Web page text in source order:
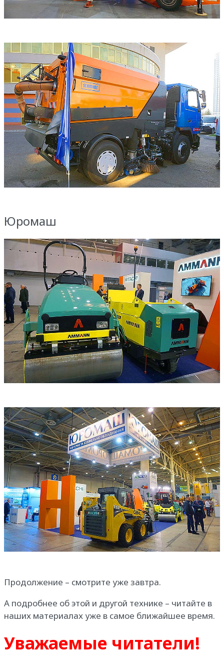
Юромаш
Продолжение – смотрите уже завтра.
А подробнее об этой и другой технике – читайте в
наших материалах уже в самое ближайшее время.
Уважаемые читатели!